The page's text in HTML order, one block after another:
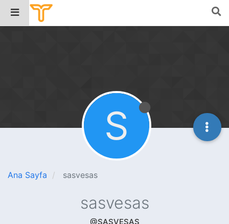
Ana Sayfa sasvesas
S
sasvesas
@SASVESAS